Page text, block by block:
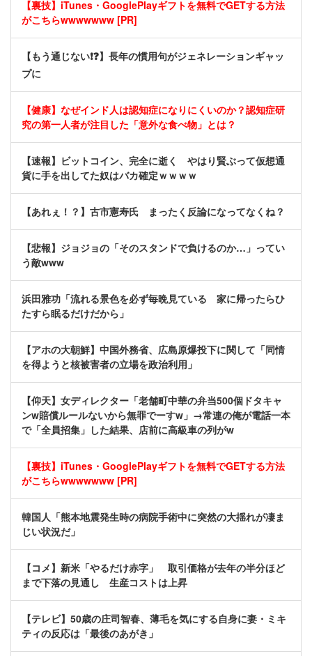
【裏技】iTunes・GooglePlayギフトを無料でGETする方法
がこちらwwwwwww [PR]
【もう通じない❗❓】長年の慣用句がジェネレーションギャッ
プに
【健康】なぜインド人は認知症になりにくいのか？認知症研
究の第一人者が注目した「意外な食べ物」とは？
【速報】ビットコイン、完全に逝く やはり賢ぶって仮想通
貨に手を出してた奴はバカ確定ｗｗｗｗ
【あれぇ！？】古市憲寿氏 まったく反論になってなくね？
【悲報】ジョジョの「そのスタンドで負けるのか…」ってい
う敵www
浜田雅功「流れる景色を必ず毎晩見ている 家に帰ったらひ
たすら眠るだけだから」
【アホの大朝鮮】中国外務省、広島原爆投下に関して「同情
を得ようと核被害者の立場を政治利用」
【仰天】女ディレクター「老舗町中華の弁当500個ドタキャ
ンw賠償ルールないから無罪でーすw」→常連の俺が電話一本
で「全員招集」した結果、店前に高級車の列がw
【裏技】iTunes・GooglePlayギフトを無料でGETする方法
がこちらwwwwwww [PR]
韓国人「熊本地震発生時の病院手術中に突然の大揺れが凄ま
じい状況だ」
【コメ】新米「やるだけ赤字」 取引価格が去年の半分ほど
まで下落の見通し 生産コストは上昇
【テレビ】50歳の庄司智春、薄毛を気にする自身に妻・ミキ
ティの反応は「最後のあがき」